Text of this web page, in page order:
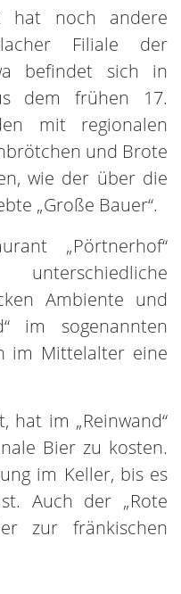
hat noch andere
Filiale der
befindet sich in
dem frühen 17.
mit regionalen
und Brote
wie der über die
„Große Bauer“.
„Pörtnerhof“
Ambiente und
im sogenannten
im Mittelalter eine
hat im „Reinwand“
Bier zu kosten.
im Keller, bis es
Auch der „Rote
zur fränkischen